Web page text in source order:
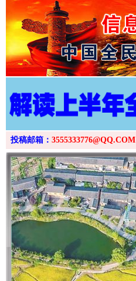
投稿邮箱： 3555333776@QQ.COM